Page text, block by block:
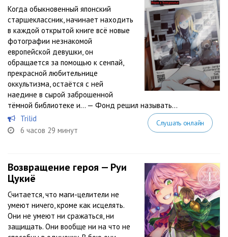
Когда обыкновенный японский
старшеклассник, начинает находить
в каждой открытой книге всё новые
фотографии незнакомой
европейской девушки, он
обращается за помощью к сенпай,
прекрасной любительнице
оккультизма, остаётся с ней
наедине в сырой заброшенной
тёмной библиотеке и… — Фонд решил называть...
Trilid
6 часов 29 минут
Слушать онлайн
Возвращение героя — Руи
Цукиё
Считается, что маги-целители не
умеют ничего, кроме как исцелять.
Они не умеют ни сражаться, ни
защищать. Они вообще ни на что не